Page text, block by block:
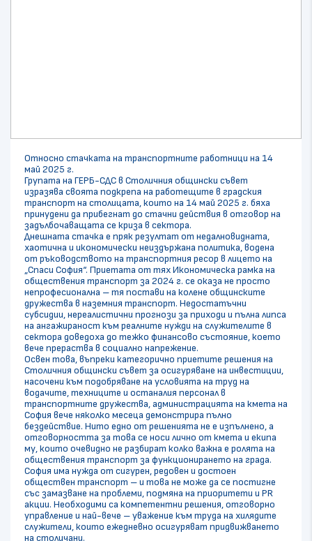
Относно стачката на транспортните работници на 14
май 2025 г.
Групата на ГЕРБ-СДС в Столичния общински съвет
изразява своята подкрепа на работещите в градския
транспорт на столицата, които на 14 май 2025 г. бяха
принудени да прибегнат до стачни действия в отговор на
задълбочаващата се криза в сектора.
Днешната стачка е пряк резултат от недалновидната,
хаотична и икономически неиздържана политика, водена
от ръководството на транспортния ресор в лицето на
„Спаси София“. Приетата от тях Икономическа рамка на
обществения транспорт за 2024 г. се оказа не просто
непрофесионална – тя постави на колене общинските
дружества в наземния транспорт. Недостатъчни
субсидии, нереалистични прогнози за приходи и пълна липса
на ангажираност към реалните нужди на служителите в
сектора доведоха до тежко финансово състояние, което
вече прераства в социално напрежение.
Освен това, въпреки категорично приетите решения на
Столичния общински съвет за осигуряване на инвестиции,
насочени към подобряване на условията на труд на
водачите, техниците и останалия персонал в
транспортните дружества, администрацията на кмета на
София вече няколко месеца демонстрира пълно
бездействие. Нито едно от решенията не е изпълнено, а
отговорността за това се носи лично от кмета и екипа
му, които очевидно не разбират колко важна е ролята на
обществения транспорт за функционирането на града.
София има нужда от сигурен, редовен и достоен
обществен транспорт – и това не може да се постигне
със замазване на проблеми, подмяна на приоритети и PR
акции. Необходими са компетентни решения, отговорно
управление и най-вече – уважение към труда на хилядите
служители, които ежедневно осигуряват придвижването
на столичани.